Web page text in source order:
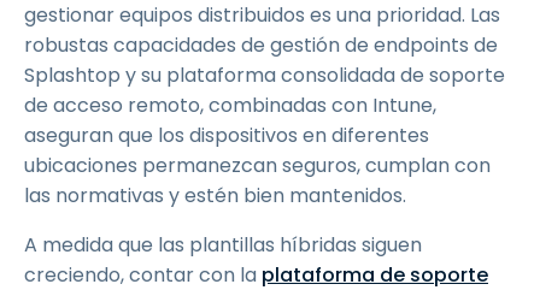
gestionar equipos distribuidos es una prioridad. Las
robustas capacidades de gestión de endpoints de
Splashtop y su plataforma consolidada de soporte
de acceso remoto, combinadas con Intune,
aseguran que los dispositivos en diferentes
ubicaciones permanezcan seguros, cumplan con
las normativas y estén bien mantenidos.
A medida que las plantillas híbridas siguen
creciendo, contar con la plataforma de soporte